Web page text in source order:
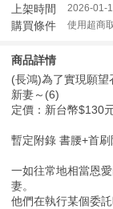
上架時間 2026-01-
購買條件 使用超商
商品詳情
(長鴻)為了實現願
新妻～(6)
定價：新台幣$130
暫定附錄 書腰+首刷
一如往常地相當恩
妻。
他們在執行某個委